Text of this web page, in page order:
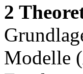
2
Modelle